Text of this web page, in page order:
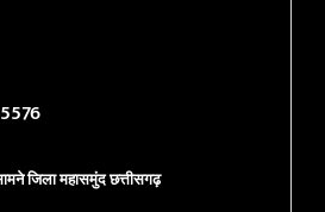
जिला महासमुंद छत्तीसगढ़